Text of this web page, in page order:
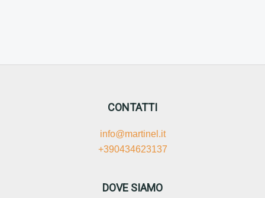
CONTATTI
info@martinel.it
+390434623137
DOVE SIAMO